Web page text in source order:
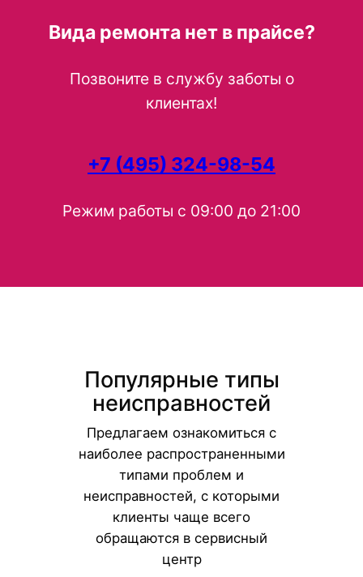
Вида ремонта нет в прайсе?
Позвоните в службу заботы о
клиентах!
+7 (495) 324-98-54
Режим работы с 09:00 до 21:00
Популярные типы
неисправностей
Предлагаем ознакомиться с
наиболее распространенными
типами проблем и
неисправностей, с которыми
клиенты чаще всего
обращаются в сервисный
центр